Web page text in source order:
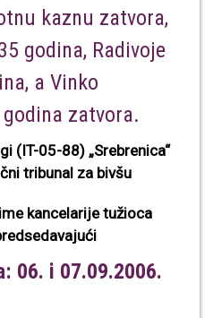
kaznu zatvora,
godina, Radivoje
a Vinko
zatvora.
(IT-05-88) „Srebrenica“
tribunal za bivšu
kancelarije tužioca
06. i 07.09.2006.